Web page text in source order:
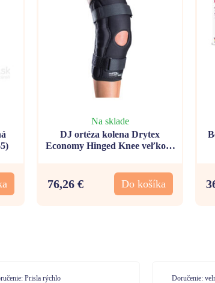
Na sklade
DJ ortéza kolena Drytex
Economy Hinged Knee veľkosť
76,26 € Do košíka
rýchlo
Doručenie: velmi